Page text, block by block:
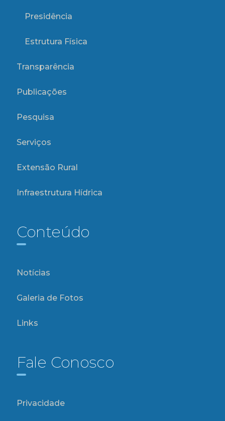
Presidência
Estrutura Física
Transparência
Publicações
Pesquisa
Serviços
Extensão Rural
Infraestrutura Hídrica
Conteúdo
Notícias
Galeria de Fotos
Links
Fale Conosco
Privacidade